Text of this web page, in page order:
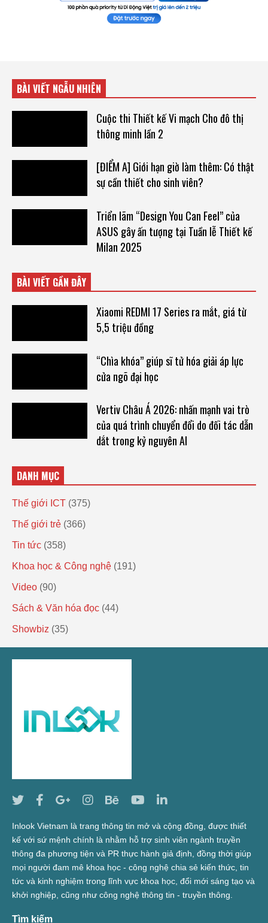
BÀI VIẾT NGẪU NHIÊN
Cuộc thi Thiết kế Vi mạch Cho đô thị
thông minh lần 2
[ĐIỂM A] Giới hạn giờ làm thêm: Có thật
sự cần thiết cho sinh viên?
Triển lãm “Design You Can Feel” của
ASUS gây ấn tượng tại Tuần lễ Thiết kế
Milan 2025
BÀI VIẾT GẦN ĐÂY
Xiaomi REDMI 17 Series ra mắt, giá từ
5,5 triệu đồng
“Chìa khóa” giúp sĩ tử hóa giải áp lực
cửa ngõ đại học
Vertiv Châu Á 2026: nhấn mạnh vai trò
của quá trình chuyển đổi do đối tác dẫn
dắt trong kỷ nguyên AI
DANH MỤC
Thế giới ICT (375)
Thế giới trẻ (366)
Tin tức (358)
Khoa học & Công nghệ (191)
Video (90)
Sách & Văn hóa đọc (44)
Showbiz (35)
Inlook Vietnam là trang thông tin mở và cộng đồng, được thiết
kế với sứ mệnh chính là nhằm hỗ trợ sinh viên ngành truyền
thông đa phương tiện và PR thực hành giả định, đồng thời giúp
mọi người đam mê khoa học - công nghệ chia sẻ kiến thức, tin
tức và kinh nghiệm trong lĩnh vực khoa học, đổi mới sáng tạo và
khởi nghiệp, cũng như công nghệ thông tin - truyền thông.
Tìm kiếm